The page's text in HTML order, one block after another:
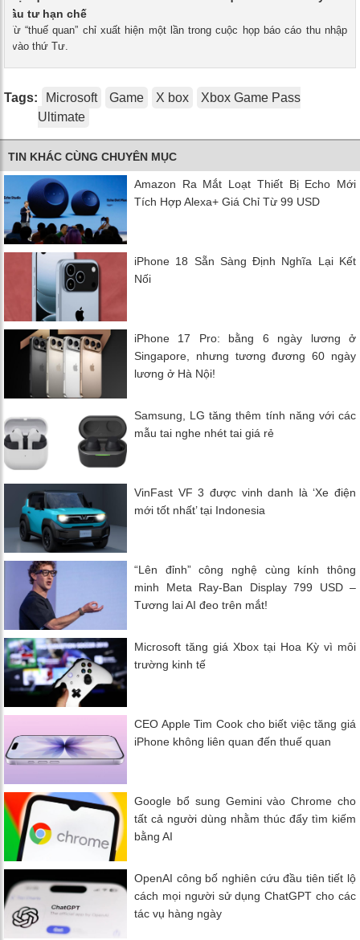
đầu tư hạn chế
Từ “thuế quan” chỉ xuất hiện một lần trong cuộc họp báo cáo thu nhập
vào thứ Tư.
Tags: Microsoft Game X box
Xbox Game Pass
Ultimate
TIN KHÁC CÙNG CHUYÊN MỤC
Amazon Ra Mắt Loạt Thiết Bị Echo Mới
Tích Hợp Alexa+ Giá Chỉ Từ 99 USD
iPhone 18 Sẵn Sàng Định Nghĩa Lại Kết
Nối
iPhone 17 Pro: bằng 6 ngày lương ở
Singapore, nhưng tương đương 60 ngày
lương ở Hà Nội!
Samsung, LG tăng thêm tính năng với các
mẫu tai nghe nhét tai giá rẻ
VinFast VF 3 được vinh danh là ‘Xe điện
mới tốt nhất’ tại Indonesia
“Lên đỉnh” công nghệ cùng kính thông
minh Meta Ray-Ban Display 799 USD –
Tương lai AI đeo trên mắt!
Microsoft tăng giá Xbox tại Hoa Kỳ vì môi
trường kinh tế
CEO Apple Tim Cook cho biết việc tăng giá
iPhone không liên quan đến thuế quan
Google bổ sung Gemini vào Chrome cho
tất cả người dùng nhằm thúc đẩy tìm kiếm
bằng AI
OpenAI công bố nghiên cứu đầu tiên tiết lộ
cách mọi người sử dụng ChatGPT cho các
tác vụ hàng ngày